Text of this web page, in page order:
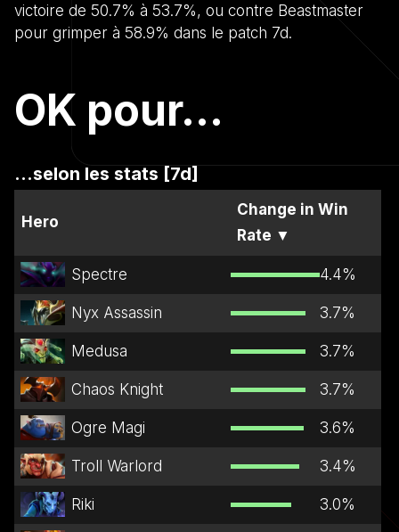
victoire de 50.7% à 53.7%, ou contre Beastmaster
pour grimper à 58.9% dans le patch 7d.
OK pour...
...selon les stats [7d]
Hero
Change in Win
Rate ▼
Spectre 4.4%
Nyx Assassin 3.7%
Medusa 3.7%
Chaos Knight 3.7%
Ogre Magi 3.6%
Troll Warlord 3.4%
Riki 3.0%